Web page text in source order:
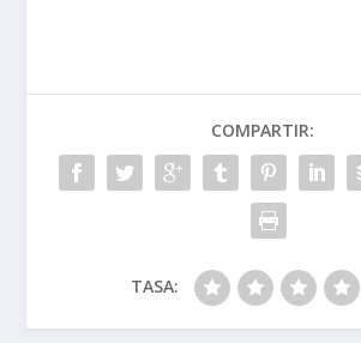
COMPARTIR:
TASA: